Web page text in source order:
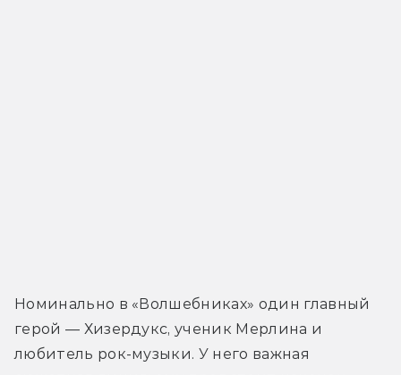
Номинально в «Волшебниках» один главный
герой — Хизердукс, ученик Мерлина и
любитель рок-музыки. У него важная